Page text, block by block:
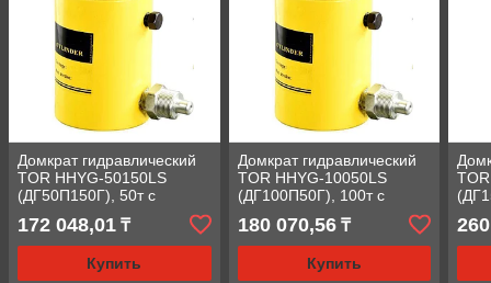
Домкрат гидравлический
TOR HHYG-50150LS
(ДГ50П150Г), 50т с
фиксирующей гайкой
172 048,01 ₸
Купить
Домкрат гидравлический
TOR HHYG-10050LS
(ДГ100П50Г), 100т с
фиксирующей гайкой
180 070,56₸
Купить